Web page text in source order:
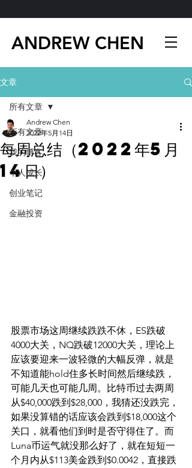
ANDREW CHEN
文章
所有文章
我的博客
个人成长
创业笔记
金融投资
所有文章
每周总结（2022年5月
14日）
Andrew Chen
2022年5月14日
股票市场这周继续跌跌不休，ES跌破
4000大关，NQ跌破12000大关，理论上
应该要迎来一波轻微的大幅反弹，就是
不知道能hold住多长时间然后继续跌，
可能几天也可能几周。比特币过去两周
从$40,000跌到$28,000，我猜还没跌完，
如果没算错的话应该会跌到$18,000这个
关口，就看他们到时是否守得住了。而
Luna币运气就没那么好了，就在短短一
个月内从$113美金跌到$0.0042，直接跌